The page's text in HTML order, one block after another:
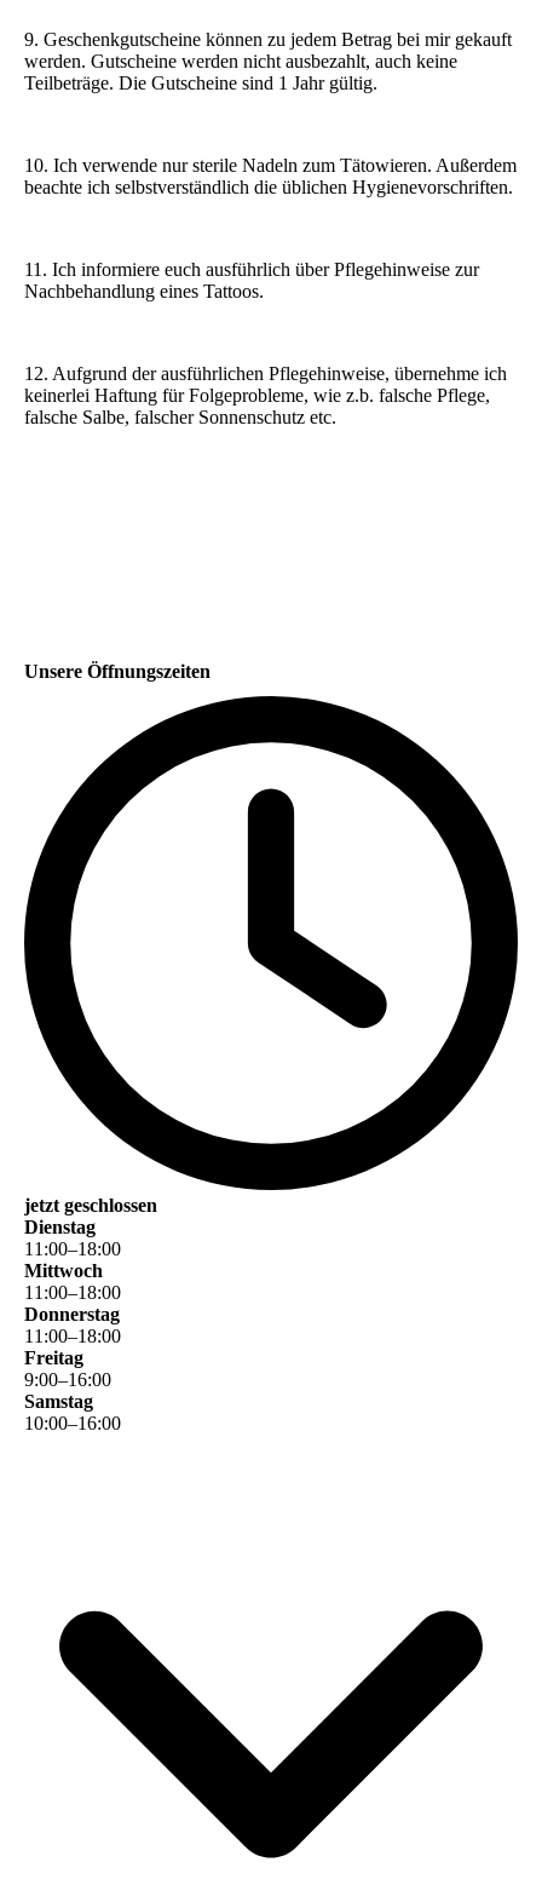
9. Geschenkgutscheine können zu jedem Betrag bei mir gekauft
werden. Gutscheine werden nicht ausbezahlt, auch keine
Teilbeträge. Die Gutscheine sind 1 Jahr gültig.
10. Ich verwende nur sterile Nadeln zum Tätowieren. Außerdem
beachte ich selbstverständlich die üblichen Hygienevorschriften.
11. Ich informiere euch ausführlich über Pflegehinweise zur
Nachbehandlung eines Tattoos.
12. Aufgrund der ausführlichen Pflegehinweise, übernehme ich
keinerlei Haftung für Folgeprobleme, wie z.b. falsche Pflege,
falsche Salbe, falscher Sonnenschutz etc.
Unsere Öffnungszeiten
jetzt geschlossen
Dienstag
11 :00–18:00
Mittwoch
11 :00–18:00
Donnerstag
11 :00–18:00
Freitag
9:00–16:00
Samstag
10:00–16:00